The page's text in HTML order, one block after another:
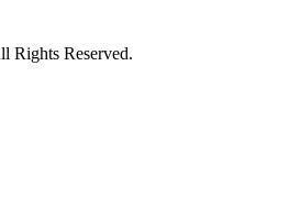
Reserved.